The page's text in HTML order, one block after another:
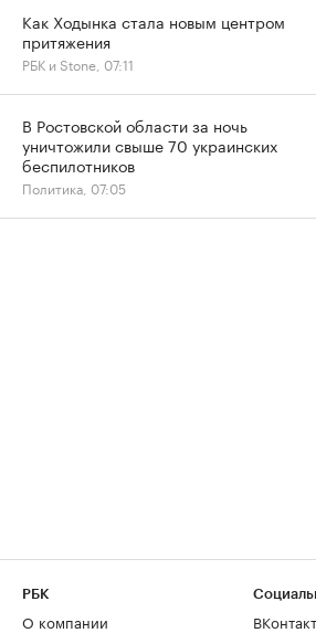
Как Ходынка стала новым центром
притяжения
РБК и Stone, 07:11
В Ростовской области за ночь
уничтожили свыше 70 украинских
беспилотников
Политика, 07:05
РБК
О компании